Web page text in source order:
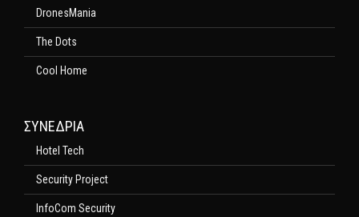
DronesMania
The Dots
Cool Home
ΣΥΝΕΔΡΙΑ
Hotel Tech
Security Project
InfoCom Security